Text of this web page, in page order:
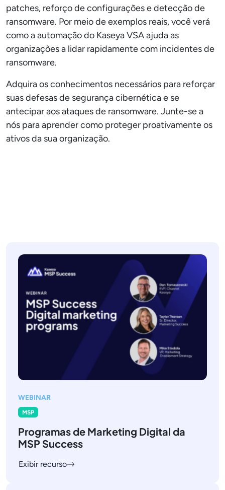
patches, reforço de configurações e detecção de
ransomware. Por meio de exemplos reais, você verá
como a automação do Kaseya VSA ajuda as
organizações a lidar rapidamente com incidentes de
ransomware.
Adquira os conhecimentos necessários para reforçar
suas defesas de segurança cibernética e se
antecipar aos ataques de ransomware. Junte-se a
nós para aprender como proteger proativamente os
ativos da sua organização.
WEBINAR
MSP
Programas de Marketing Digital da
MSP Success
Exibir recurso